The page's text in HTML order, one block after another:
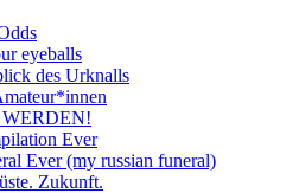
eyeballs
des Urknalls
WERDEN!
Ever
Ever (my russian funeral)
Zukunft.